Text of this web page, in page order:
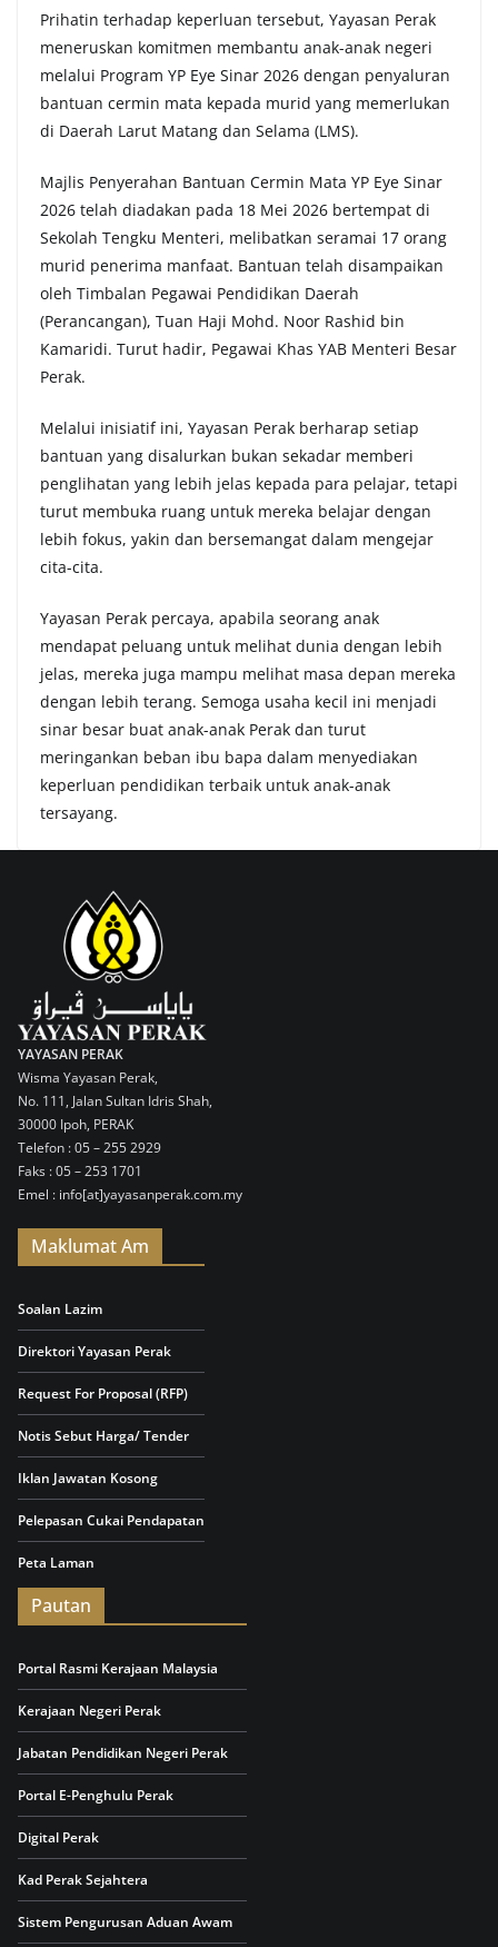
Prihatin terhadap keperluan tersebut, Yayasan Perak
meneruskan komitmen membantu anak-anak negeri
melalui Program YP Eye Sinar 2026 dengan penyaluran
bantuan cermin mata kepada murid yang memerlukan
di Daerah Larut Matang dan Selama (LMS).
Majlis Penyerahan Bantuan Cermin Mata YP Eye Sinar
2026 telah diadakan pada 18 Mei 2026 bertempat di
Sekolah Tengku Menteri, melibatkan seramai 17 orang
murid penerima manfaat. Bantuan telah disampaikan
oleh Timbalan Pegawai Pendidikan Daerah
(Perancangan), Tuan Haji Mohd. Noor Rashid bin
Kamaridi. Turut hadir, Pegawai Khas YAB Menteri Besar
Perak.
Melalui inisiatif ini, Yayasan Perak berharap setiap
bantuan yang disalurkan bukan sekadar memberi
penglihatan yang lebih jelas kepada para pelajar, tetapi
turut membuka ruang untuk mereka belajar dengan
lebih fokus, yakin dan bersemangat dalam mengejar
cita-cita.
Yayasan Perak percaya, apabila seorang anak
mendapat peluang untuk melihat dunia dengan lebih
jelas, mereka juga mampu melihat masa depan mereka
dengan lebih terang. Semoga usaha kecil ini menjadi
sinar besar buat anak-anak Perak dan turut
meringankan beban ibu bapa dalam menyediakan
keperluan pendidikan terbaik untuk anak-anak
tersayang.
YAYASAN PERAK
Wisma Yayasan Perak,
No. 111, Jalan Sultan Idris Shah,
30000 Ipoh, PERAK
Telefon : 05 – 255 2929
Faks : 05 – 253 1701
Emel : info[at]yayasanperak.com.my
Maklumat Am
Soalan Lazim
Direktori Yayasan Perak
Request For Proposal (RFP)
Notis Sebut Harga/ Tender
Iklan Jawatan Kosong
Pelepasan Cukai Pendapatan
Peta Laman
Pautan
Portal Rasmi Kerajaan Malaysia
Kerajaan Negeri Perak
Jabatan Pendidikan Negeri Perak
Portal E-Penghulu Perak
Digital Perak
Kad Perak Sejahtera
Sistem Pengurusan Aduan Awam